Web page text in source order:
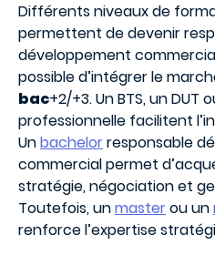
Différents niveaux de
permettent de devenir
développement
possible d’intégrer le
bac+2/+3. Un BTS, un DUT
professionnelle facilitent
Unbachelorresponsable
commercial permet
stratégie, négociation et
Toutefois, unmasterou un
renforce l’expertise